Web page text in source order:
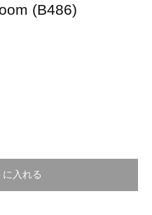
(B486)
に入れる